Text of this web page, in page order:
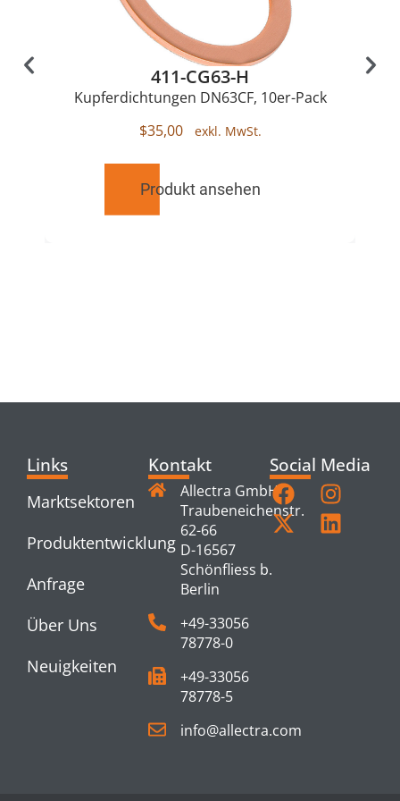
411-CG63-H
Kupferdichtungen DN63CF, 10er-Pack
$35,00
Produkt ansehen
Links
Marktsektoren
Produktentwicklung
Anfrage
Über Uns
Neuigkeiten
Kontakt
Allectra GmbH
Traubeneichenstr.
62-66
D-16567
Schönfliess b.
Berlin
+49-33056
78778-0
+49-33056
78778-5
info@allectra.com
Social Media